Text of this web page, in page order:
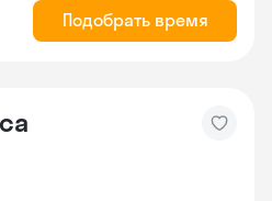
Подобрать время